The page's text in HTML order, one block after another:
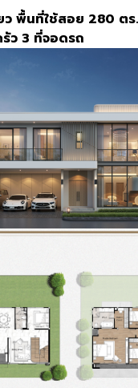
ยว พื้นที่ใช้สอย 280 ต
ว 3 ที่จอดรถ